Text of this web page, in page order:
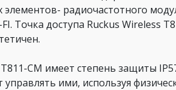
радиочастотного
Точка доступа Ruckus Wireless
CM имеет степень защиты
управлять ими, используя